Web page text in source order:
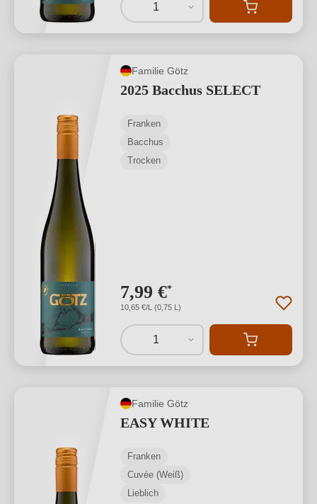
1
Familie Götz
2025 Bacchus SELECT
Franken
Bacchus
Trocken
7,99 €*
10,65 €/L (0,75 L)
1
Familie Götz
EASY WHITE
Franken
Cuvée (Weiß)
Lieblich